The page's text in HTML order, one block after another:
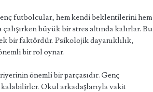
futbolcular, hem kendi beklentilerini hem
büyük bir stres altında kalırlar. Bu
bir faktördür. Psikolojik dayanıklılık,
bir rol oynar.
önemli bir parçasıdır. Genç
Okul arkadaşlarıyla vakit